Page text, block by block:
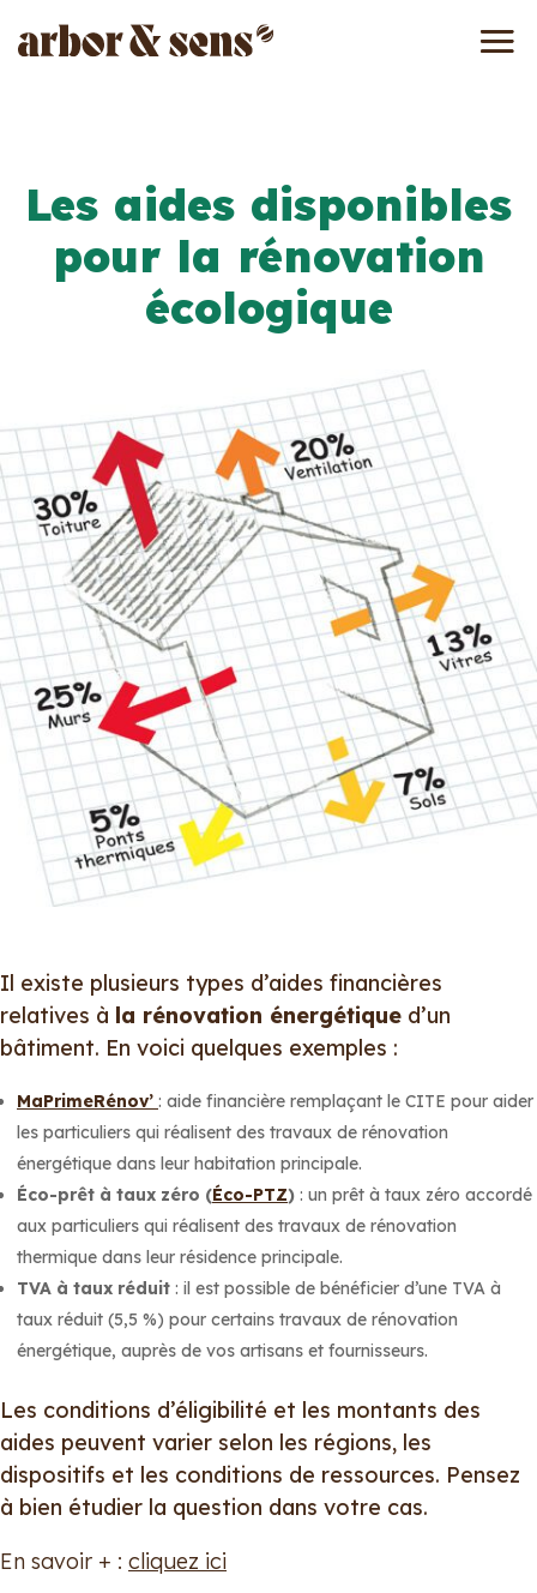
Les aides disponibles
pour la rénovation
écologique
Il existe plusieurs types d’aides financières
relatives à la rénovation énergétique d’un
bâtiment. En voici quelques exemples :
MaPrimeRénov’ : aide financière remplaçant le CITE pour aider
les particuliers qui réalisent des travaux de rénovation
énergétique dans leur habitation principale.
Éco-prêt à taux zéro (Éco-PTZ) : un prêt à taux zéro accordé
aux particuliers qui réalisent des travaux de rénovation
thermique dans leur résidence principale.
TVA à taux réduit : il est possible de bénéficier d’une TVA à
taux réduit (5,5 %) pour certains travaux de rénovation
énergétique, auprès de vos artisans et fournisseurs.
Les conditions d’éligibilité et les montants des
aides peuvent varier selon les régions, les
dispositifs et les conditions de ressources. Pensez
à bien étudier la question dans votre cas.
En savoir + : cliquez ici